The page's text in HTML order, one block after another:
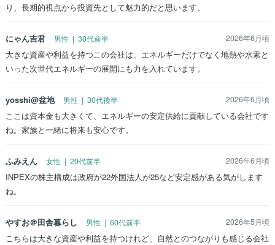
り、長期的視点から投資先として魅力的だと思います。
にゃん吉君 男性 | 30代前半 2026年6月頃
大きな資産や利益を持つこの会社は、エネルギーだけでなく地熱や水素と
いった次世代エネルギーの展開にも力を入れています。
yosshi@盆地 男性 | 30代後半 2026年6月頃
ここは資本金も大きくて、エネルギーの安定供給に貢献している会社です
ね。家族と一緒に将来も安心です。
ふみえん 女性 | 20代前半 2026年6月頃
INPEXの株主構成は政府が22外国法人が25など安定感がある気がします
ね。
やすお＠田舎暮らし 男性 | 60代前半 2026年5月頃
こちらは大きな資産や利益を持つけれど、自然とのつながりも感じる会社